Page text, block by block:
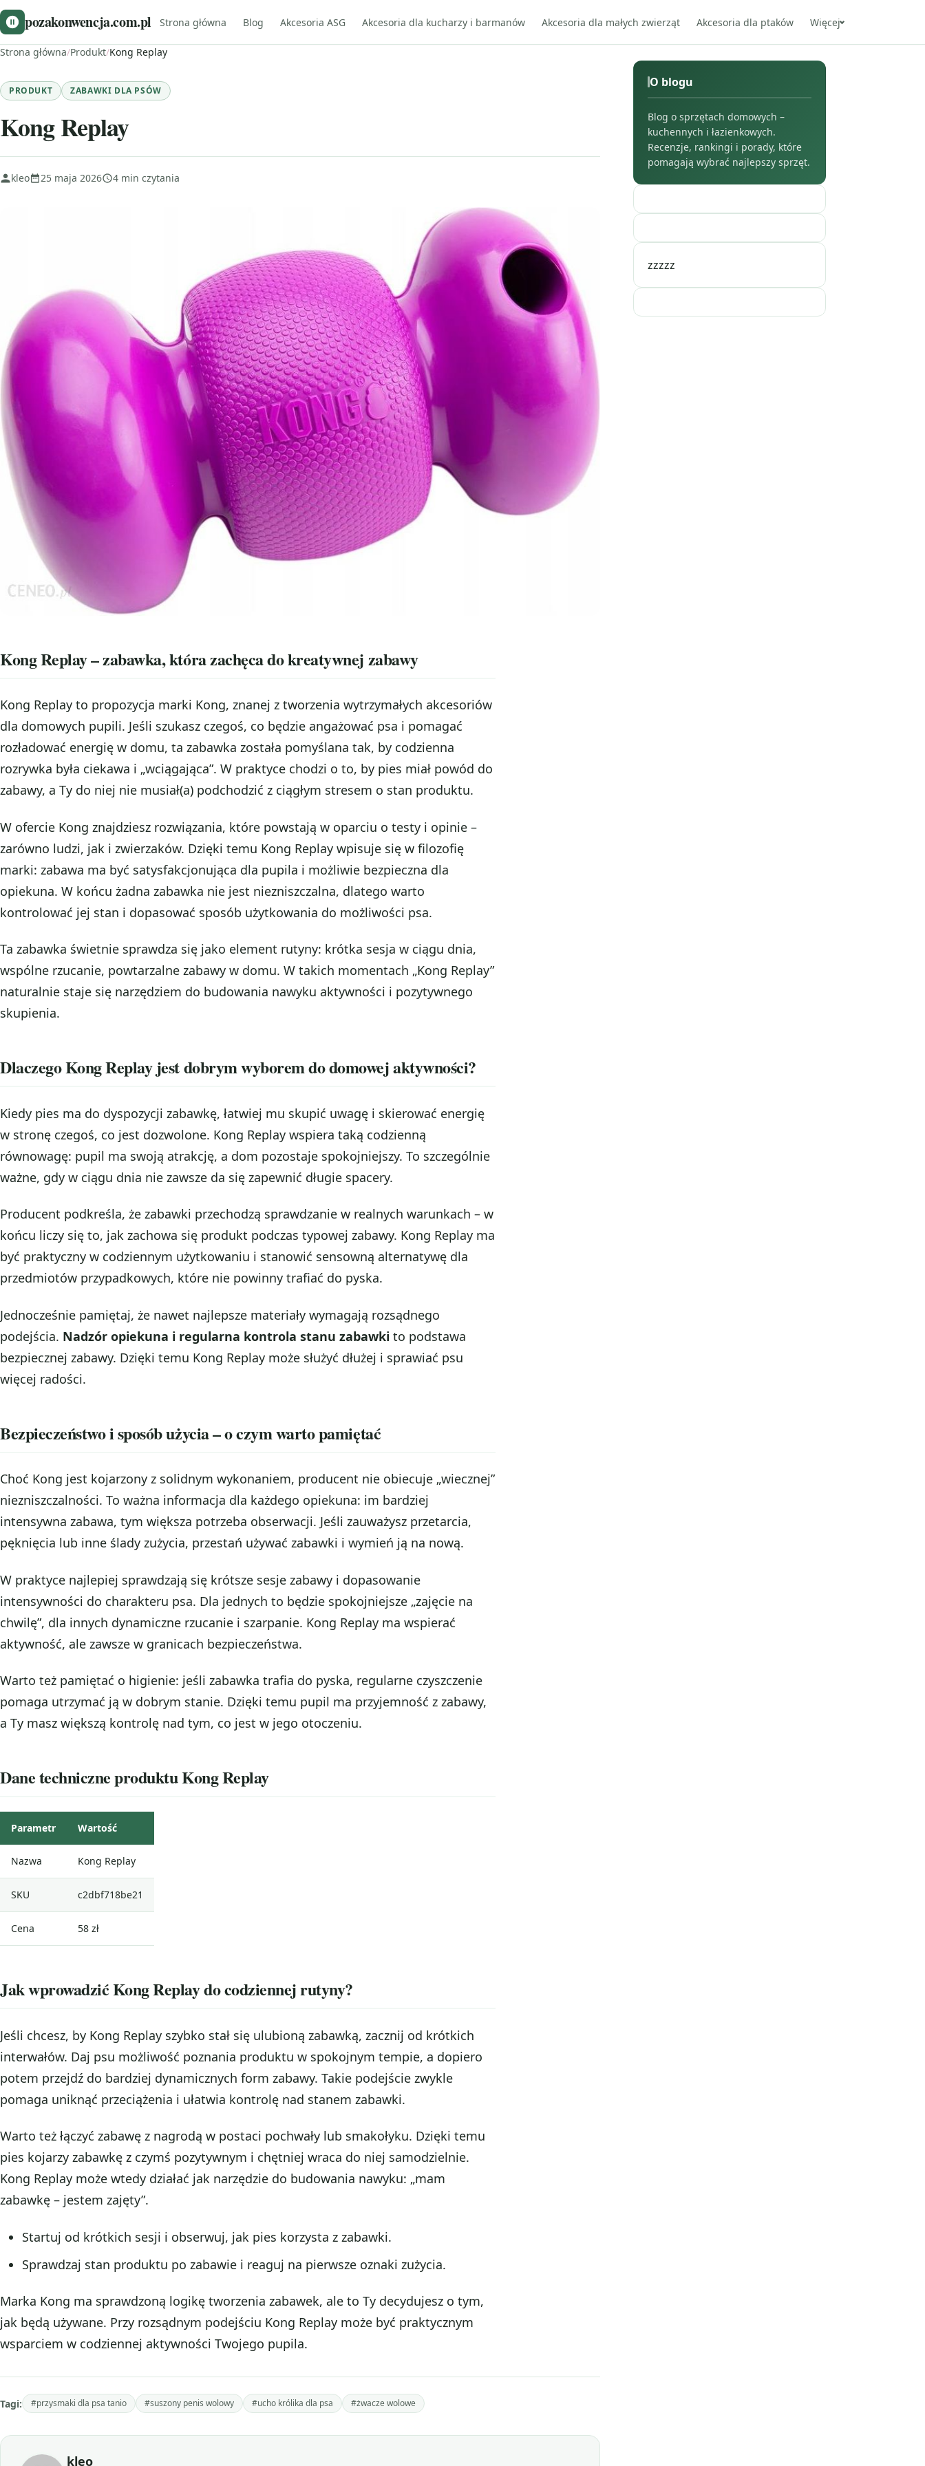
pozakonwencja.com.pl Strona główna Blog Akcesoria ASG Akcesoria dla kucharzy i barmanów Akcesoria dla małych zwierząt Akcesoria dla ptaków Więcej
Strona główna/Produkt/Kong Replay
PRODUKT ZABAWKI DLA PSÓW
Kong Replay
kleo 25 maja 2026 4 min czytania
Kong Replay – zabawka, która zachęca do kreatywnej zabawy
Kong Replay to propozycja marki Kong, znanej z tworzenia wytrzymałych akcesoriów
dla domowych pupili. Jeśli szukasz czegoś, co będzie angażować psa i pomagać
rozładować energię w domu, ta zabawka została pomyślana tak, by codzienna
rozrywka była ciekawa i „wciągająca”. W praktyce chodzi o to, by pies miał powód do
zabawy, a Ty do niej nie musiał(a) podchodzić z ciągłym stresem o stan produktu.
W ofercie Kong znajdziesz rozwiązania, które powstają w oparciu o testy i opinie –
zarówno ludzi, jak i zwierzaków. Dzięki temu Kong Replay wpisuje się w filozofię
marki: zabawa ma być satysfakcjonująca dla pupila i możliwie bezpieczna dla
opiekuna. W końcu żadna zabawka nie jest niezniszczalna, dlatego warto
kontrolować jej stan i dopasować sposób użytkowania do możliwości psa.
Ta zabawka świetnie sprawdza się jako element rutyny: krótka sesja w ciągu dnia,
wspólne rzucanie, powtarzalne zabawy w domu. W takich momentach „Kong Replay”
naturalnie staje się narzędziem do budowania nawyku aktywności i pozytywnego
skupienia.
Dlaczego Kong Replay jest dobrym wyborem do domowej aktywności?
Kiedy pies ma do dyspozycji zabawkę, łatwiej mu skupić uwagę i skierować energię
w stronę czegoś, co jest dozwolone. Kong Replay wspiera taką codzienną
równowagę: pupil ma swoją atrakcję, a dom pozostaje spokojniejszy. To szczególnie
ważne, gdy w ciągu dnia nie zawsze da się zapewnić długie spacery.
Producent podkreśla, że zabawki przechodzą sprawdzanie w realnych warunkach – w
końcu liczy się to, jak zachowa się produkt podczas typowej zabawy. Kong Replay ma
być praktyczny w codziennym użytkowaniu i stanowić sensowną alternatywę dla
przedmiotów przypadkowych, które nie powinny trafiać do pyska.
Jednocześnie pamiętaj, że nawet najlepsze materiały wymagają rozsądnego
podejścia. Nadzór opiekuna i regularna kontrola stanu zabawki to podstawa
bezpiecznej zabawy. Dzięki temu Kong Replay może służyć dłużej i sprawiać psu
więcej radości.
Bezpieczeństwo i sposób użycia – o czym warto pamiętać
Choć Kong jest kojarzony z solidnym wykonaniem, producent nie obiecuje „wiecznej”
niezniszczalności. To ważna informacja dla każdego opiekuna: im bardziej
intensywna zabawa, tym większa potrzeba obserwacji. Jeśli zauważysz przetarcia,
pęknięcia lub inne ślady zużycia, przestań używać zabawki i wymień ją na nową.
W praktyce najlepiej sprawdzają się krótsze sesje zabawy i dopasowanie
intensywności do charakteru psa. Dla jednych to będzie spokojniejsze „zajęcie na
chwilę”, dla innych dynamiczne rzucanie i szarpanie. Kong Replay ma wspierać
aktywność, ale zawsze w granicach bezpieczeństwa.
Warto też pamiętać o higienie: jeśli zabawka trafia do pyska, regularne czyszczenie
pomaga utrzymać ją w dobrym stanie. Dzięki temu pupil ma przyjemność z zabawy,
a Ty masz większą kontrolę nad tym, co jest w jego otoczeniu.
Dane techniczne produktu Kong Replay
Parametr Wartość
Nazwa Kong Replay
SKU c2dbf718be21
Cena 58 zł
Jak wprowadzić Kong Replay do codziennej rutyny?
Jeśli chcesz, by Kong Replay szybko stał się ulubioną zabawką, zacznij od krótkich
interwałów. Daj psu możliwość poznania produktu w spokojnym tempie, a dopiero
potem przejdź do bardziej dynamicznych form zabawy. Takie podejście zwykle
pomaga uniknąć przeciążenia i ułatwia kontrolę nad stanem zabawki.
Warto też łączyć zabawę z nagrodą w postaci pochwały lub smakołyku. Dzięki temu
pies kojarzy zabawkę z czymś pozytywnym i chętniej wraca do niej samodzielnie.
Kong Replay może wtedy działać jak narzędzie do budowania nawyku: „mam
zabawkę – jestem zajęty”.
Startuj od krótkich sesji i obserwuj, jak pies korzysta z zabawki.
Sprawdzaj stan produktu po zabawie i reaguj na pierwsze oznaki zużycia.
Marka Kong ma sprawdzoną logikę tworzenia zabawek, ale to Ty decydujesz o tym,
jak będą używane. Przy rozsądnym podejściu Kong Replay może być praktycznym
wsparciem w codziennej aktywności Twojego pupila.
Tagi: #przysmaki dla psa tanio #suszony penis wolowy #ucho królika dla psa #żwacze wolowe
kleo
O blogu
Blog o sprzętach domowych –
kuchennych i łazienkowych.
Recenzje, rankingi i porady, które
pomagają wybrać najlepszy sprzęt.
zzzzz